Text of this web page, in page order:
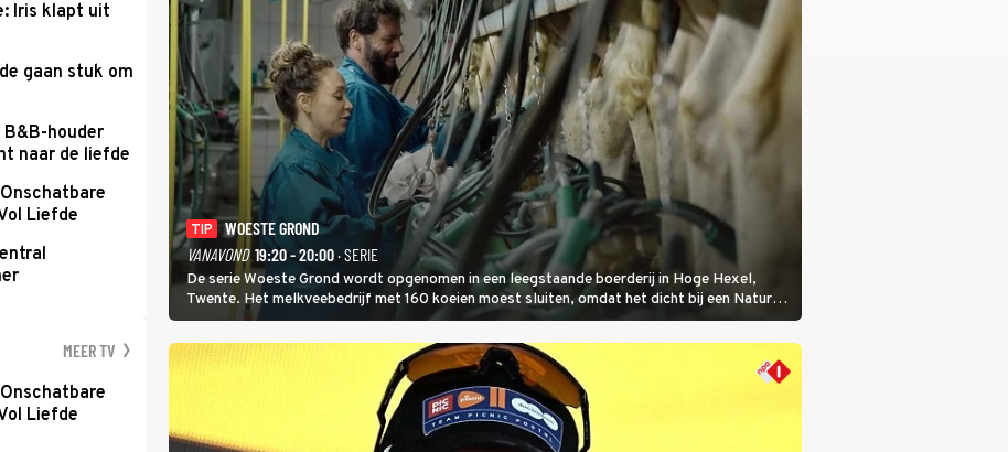
Iris klapt uit
gaan stuk om
B&B-houder
naar de liefde
Liefde
MEER TV
Liefde
TIP
WOESTE GROND
VANAVOND 19:20 - 20:00· SERIE
De serie Woeste Grond wordt opgenomen in een leegstaande boerderij in Hoge Hexel,
Twente. Het melkveebedrijf met 160 koeien moest sluiten, omdat het dicht bij een Natura
2000-gebied ligt. In de serie heerst er een gevaarlijke veeziekte.